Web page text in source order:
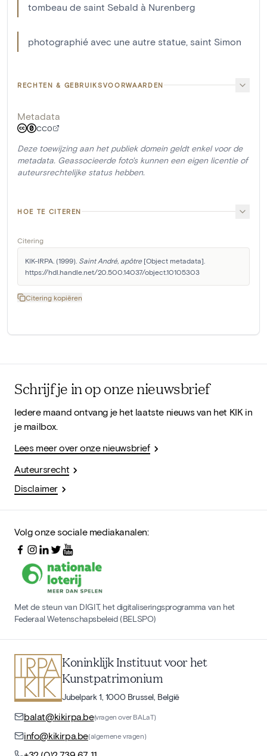
tombeau de saint Sebald à Nurenberg
photographié avec une autre statue, saint Simon
RECHTEN & GEBRUIKSVOORWAARDEN
Metadata
CC0
Deze toewijzing aan het publiek domein geldt enkel voor de
metadata. Geassocieerde foto's kunnen een eigen licentie of
auteursrechtelijke status hebben.
HOE TE CITEREN
Citering
KIK-IRPA. (1999). Saint André, apôtre [Object metadata].
https://hdl.handle.net/20.500.14037/object.10105303
Citering kopiëren
Schrijf je in op onze nieuwsbrief
Iedere maand ontvang je het laatste nieuws van het KIK in
je mailbox.
Lees meer over onze nieuwsbrief
Auteursrecht
Disclaimer
Volg onze sociale mediakanalen:
Met de steun van DIGIT, het digitaliseringsprogramma van het
Federaal Wetenschapsbeleid (BELSPO)
Koninklijk Instituut voor het
Kunstpatrimonium
Jubelpark 1, 1000 Brussel, België
balat@kikirpa.be(vragen over BALaT)
info@kikirpa.be(algemene vragen)